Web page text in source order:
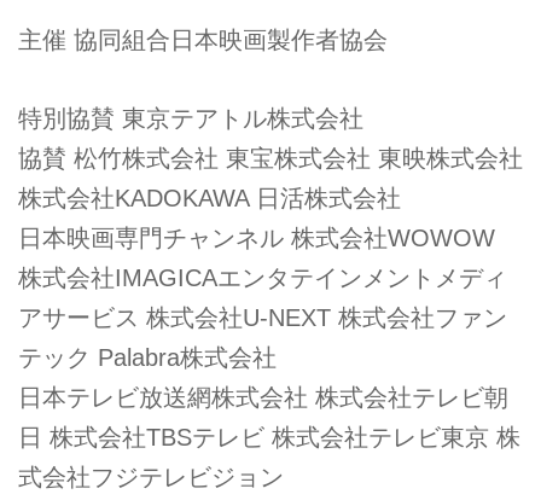
主催 協同組合日本映画製作者協会
特別協賛 東京テアトル株式会社
協賛 松竹株式会社 東宝株式会社 東映株式会社
株式会社KADOKAWA 日活株式会社
日本映画専門チャンネル 株式会社WOWOW
株式会社IMAGICAエンタテインメントメディ
アサービス 株式会社U-NEXT 株式会社ファン
テック Palabra株式会社
日本テレビ放送網株式会社 株式会社テレビ朝
日 株式会社TBSテレビ 株式会社テレビ東京 株
式会社フジテレビジョン